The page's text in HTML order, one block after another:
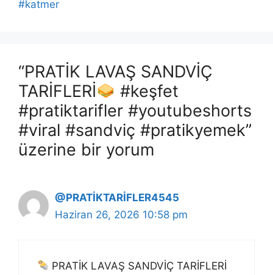
#katmer
“PRATİK LAVAŞ SANDVİÇ
TARİFLERİ
#keşfet
#pratiktarifler #youtubeshorts
#viral #sandviç #pratikyemek”
üzerine bir yorum
@PRATİKTARİFLER4545
Haziran 26, 2026 10:58 pm
PRATİK LAVAŞ SANDVİÇ TARİFLERİ